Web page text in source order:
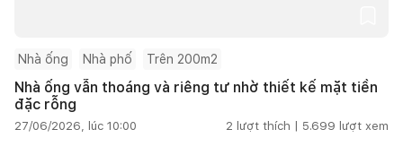
Nhà ống Nhà phố Trên 200m2
Nhà ống vẫn thoáng và riêng tư nhờ thiết kế mặt tiền
đặc rỗng
27/06/2026, lúc 10:00 2 lượt thích | 5.699 lượt xem